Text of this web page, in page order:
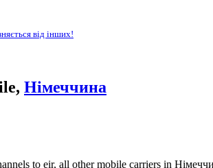
від інших!
Німеччина
to eir, all other mobile carriers in